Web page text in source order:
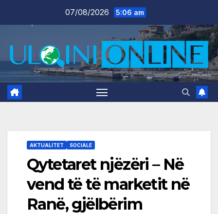
07/08/2026 5:06 am
AKTUALITET SOCIALE
Qytetaret njëzëri – Në
vend të të marketit në
Ranë, gjëlbërim